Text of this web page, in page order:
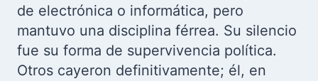
de electrónica o informática, pero
mantuvo una disciplina férrea. Su silencio
fue su forma de supervivencia política.
Otros cayeron definitivamente; él, en